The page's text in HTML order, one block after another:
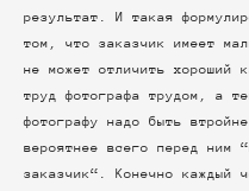
результат. И такая
том, что заказчик имеет
не может отличить хороший
труд фотографа трудом, а
фотографу надо быть
вероятнее всего перед ним
заказчик“. Конечно каждый